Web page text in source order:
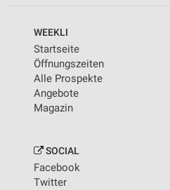
WEEKLI
Startseite
Öffnungszeiten
Alle Prospekte
Angebote
Magazin
SOCIAL
Facebook
Twitter